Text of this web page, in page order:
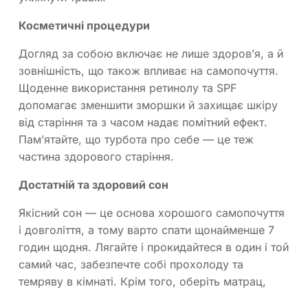
Косметичні процедури
Догляд за собою включає не лише здоров’я, а й
зовнішність, що також впливає на самопочуття.
Щоденне використання ретинолу та SPF
допомагає зменшити зморшки й захищає шкіру
від старіння та з часом надає помітний ефект.
Пам’ятайте, що турбота про себе — це теж
частина здорового старіння.
Достатній та здоровий сон
Якісний сон — це основа хорошого самопочуття
і довголіття, а тому варто спати щонайменше 7
годин щодня. Лягайте і прокидайтеся в один і той
самий час, забезпечте собі прохолоду та
темряву в кімнаті. Крім того, оберіть матрац,